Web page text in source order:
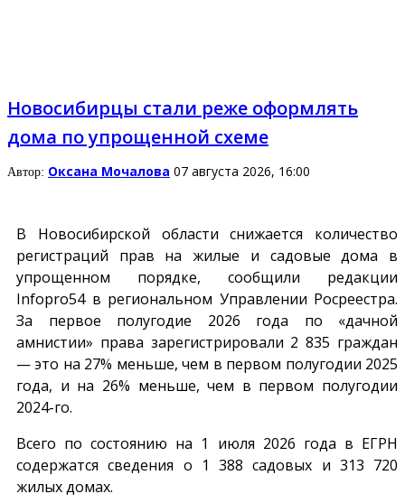
Новосибирцы стали реже оформлять
дома по упрощенной схеме
Автор: Оксана Мочалова 07 августа 2026, 16:00
В Новосибирской области снижается количество
регистраций прав на жилые и садовые дома в
упрощенном порядке, сообщили редакции
Infopro54в региональном Управлении Росреестра.
За первое полугодие 2026 года по «дачной
амнистии» права зарегистрировали 2 835 граждан
— это на 27% меньше, чем в первом полугодии 2025
года, и на 26% меньше, чем в первом полугодии
2024-го.
Всего по состоянию на 1 июля 2026 года в ЕГРН
содержатся сведения о 1 388 садовых и 313 720
жилых домах.